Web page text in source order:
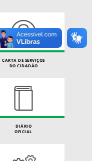
CARTA DE SERVIÇOS
DO CIDADÃO
DIÁRIO
OFICIAL